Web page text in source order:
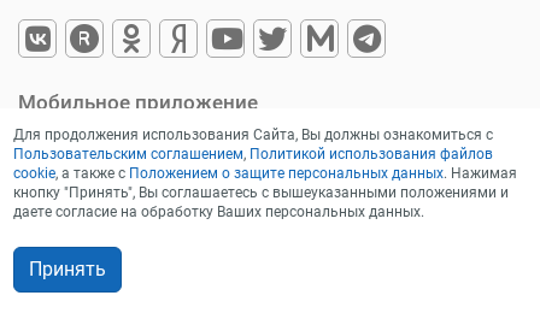
Мобильное приложение
Для продолжения использования Сайта, Вы должны ознакомиться с
Пользовательским соглашением, Политикой использования файлов
cookie, а также с Положением о защите персональных данных. Нажимая
кнопку "Принять", Вы соглашаетесь с вышеуказанными положениями и
даете согласие на обработку Ваших персональных данных.
Принять